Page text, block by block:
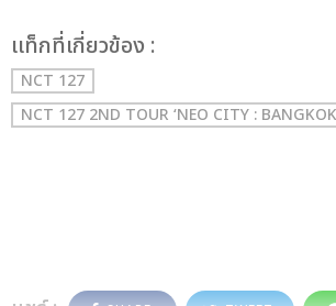
เเท็กที่เกี่ยวข้อง :
NCT 127
NCT 127 2ND TOUR ‘NEO CITY :